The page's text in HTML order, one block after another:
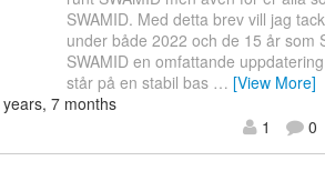
SWAMID. Med detta brev vill jag
under både 2022 och de 15 år som
SWAMID en omfattande
står på en stabil bas … [View More]
7 months
1
0